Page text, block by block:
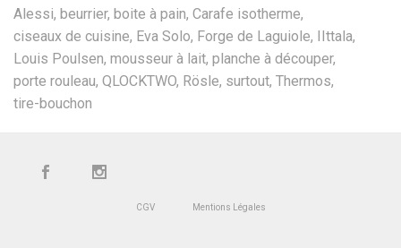
Alessi beurrier boite à pain Carafe isotherme
ciseaux de cuisine Eva Solo Forge de Laguiole
IIttala
Louis Poulsen mousseur à lait planche à découper
porte rouleau QLOCKTWO Rösle surtout Thermos
tire-bouchon
CGV Mentions Légales